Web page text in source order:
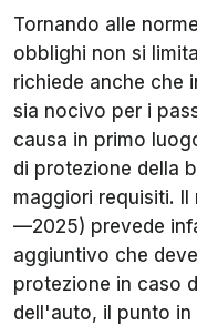
Tornando alle
obblighi non si
richiede anche che
sia nocivo per i
causa in primo
di protezione della
maggiori requisiti.
—2025) prevede
aggiuntivo che
protezione in caso
dell'auto, il punto in